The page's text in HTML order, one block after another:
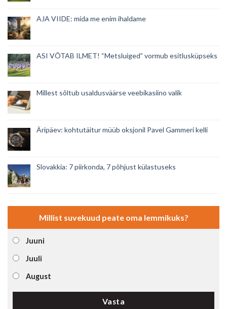
AJA VIIDE: mida me enim ihaldame
ASI VÕTAB ILMET! “Metsluiged” vormub esitlusküpseks
Millest sõltub usaldusväärse veebikasiino valik
Äripäev: kohtutäitur müüb oksjonil Pavel Gammeri kelli
Slovakkia: 7 piirkonda, 7 põhjust külastuseks
Millist suvekuud peate oma lemmikuks?
Juuni
Juuli
August